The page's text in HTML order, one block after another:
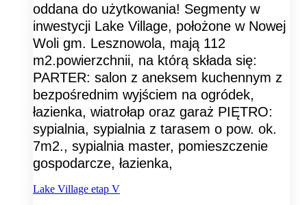
oddana do użytkowania! Segmenty w
inwestycji Lake Village, położone w Nowej
Woli gm. Lesznowola, mają 112
m2.powierzchnii, na którą składa się:
PARTER: salon z aneksem kuchennym z
bezpośrednim wyjściem na ogródek,
łazienka, wiatrołap oraz garaż PIĘTRO:
sypialnia, sypialnia z tarasem o pow. ok.
7m2., sypialnia master, pomieszczenie
gospodarcze, łazienka,
Lake Village etap V